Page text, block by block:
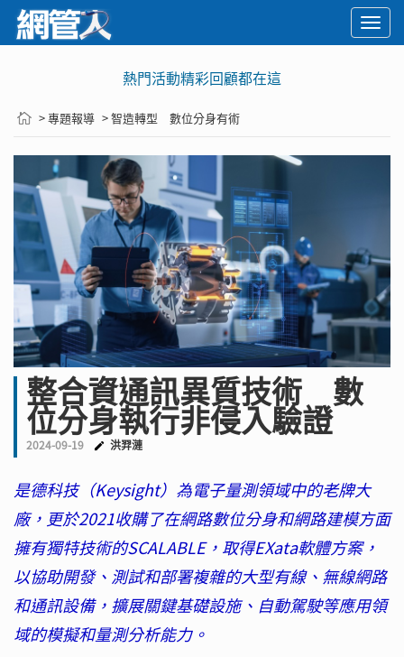
熱門活動精彩回顧都在這
> 專題報導 > 智造轉型 數位分身有術
整合資通訊異質技術 數
位分身執行非侵入驗證
2024-09-19 洪羿漣
是德科技（Keysight）為電子量測領域中的老牌大
廠，更於2021收購了在網路數位分身和網路建模方面
擁有獨特技術的SCALABLE，取得EXata軟體方案，
以協助開發、測試和部署複雜的大型有線、無線網路
和通訊設備，擴展關鍵基礎設施、自動駕駛等應用領
域的模擬和量測分析能力。